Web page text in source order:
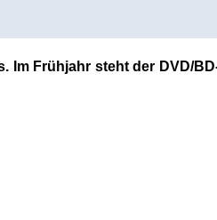
Frühjahr steht der DVD/